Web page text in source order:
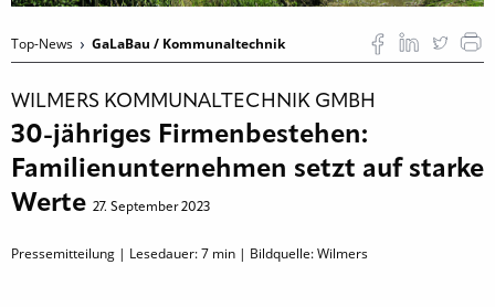
Top-News GaLaBau / Kommunaltechnik
WILMERS KOMMUNALTECHNIK GMBH
30-jähriges Firmenbestehen:
Familienunternehmen setzt auf starke
Werte 27. September 2023
Pressemitteilung | Lesedauer:7 min | Bildquelle: Wilmers